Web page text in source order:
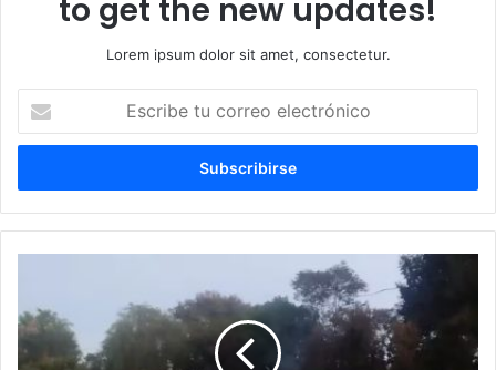
to get the new updates!
Lorem ipsum dolor sit amet, consectetur.
correo